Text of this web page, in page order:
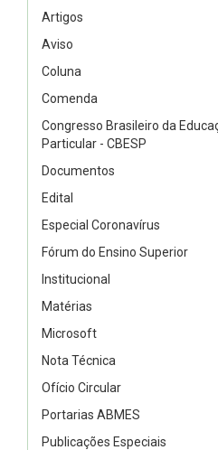
Artigos
Aviso
Coluna
Comenda
Congresso Brasileiro da
Particular - CBESP
Documentos
Edital
Especial Coronavírus
Fórum do Ensino Superior
Institucional
Matérias
Microsoft
Nota Técnica
Ofício Circular
Portarias ABMES
Publicações Especiais